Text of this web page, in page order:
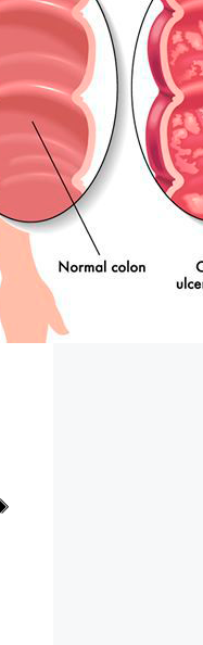
Метки